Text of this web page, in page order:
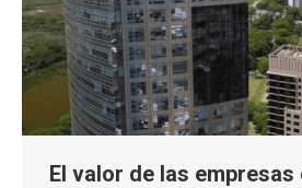
El valor de las